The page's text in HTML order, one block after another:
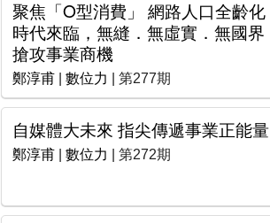
聚焦「O型消費」 網路人口全齡化
時代來臨，無縫．無虛實．無國界
搶攻事業商機
鄭淳甫 數位力 | 第277期
自媒體大未來 指尖傳遞事業正能量
鄭淳甫 數位力 | 第272期